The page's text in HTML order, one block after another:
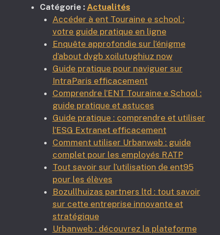
Catégorie : Actualités
Accéder à ent Touraine e school :
votre guide pratique en ligne
Enquête approfondie sur l’énigme
d’about dvgb xoilutughiuz now
Guide pratique pour naviguer sur
IntraParis efficacement
Comprendre l’ENT Touraine e School :
guide pratique et astuces
Guide pratique : comprendre et utiliser
l’ESG Extranet efficacement
Comment utiliser Urbanweb : guide
complet pour les employés RATP
Tout savoir sur l’utilisation de ent95
pour les élèves
Bozullhuizas partners ltd : tout savoir
sur cette entreprise innovante et
stratégique
Urbanweb : découvrez la plateforme